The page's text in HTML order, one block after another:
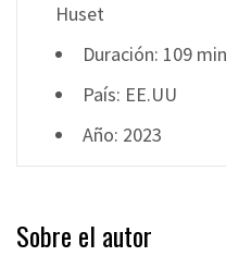
Huset
Duración: 109
País: EE.UU
Año: 2023
Sobre el autor